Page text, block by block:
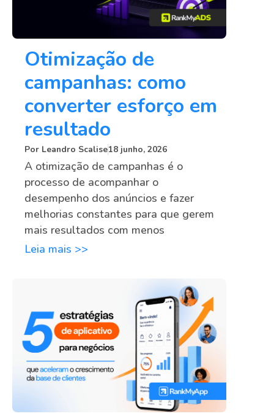
Otimização de
campanhas: como
converter esforço em
resultado
Por Leandro Scalise18 junho, 2026
A otimização de campanhas é o
processo de acompanhar o
desempenho dos anúncios e fazer
melhorias constantes para que gerem
mais resultados com menos
Leia mais >>